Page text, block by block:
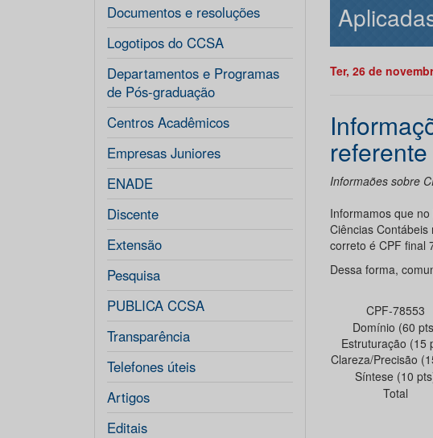
Documentos e resoluções
Logotipos do CCSA
Departamentos e Programas
de Pós-graduação
Centros Acadêmicos
Empresas Juniores
ENADE
Discente
Extensão
Pesquisa
PUBLICA CCSA
Transparência
Telefones úteis
Artigos
Editais
Ter, 26 de
Informaões sobre
Informamos que
Ciências
correto é CPF final
Dessa forma,
CPF-78553
Domínio (60
Estruturação (15
Clareza/Precisão
Síntese (10
Total